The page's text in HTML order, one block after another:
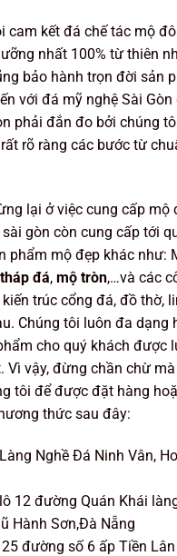
cam kết đá chế tác mộ
nhất 100% từ thiên
bảo hành trọn đời sản
với đá mỹ nghệ Sài Gòn
phải đắn đo bởi chúng
rõ ràng các bước từ
lại ở việc cung cấp mộ
sài gòn còn cung cấp tới
phẩm mộ đẹp khác như:
đá, mộ tròn,…và các
trúc cổng đá, đồ thờ,
Chúng tôi luôn đa dạng
cho quý khách được
Vì vậy, đừng chần chừ
tôi để được đặt hàng
thức sau đây:
Nghề Đá Ninh Vân,
12 đường Quán Khái
Hành Sơn,Đà Nẵng
đường số 6 ấp Tiền